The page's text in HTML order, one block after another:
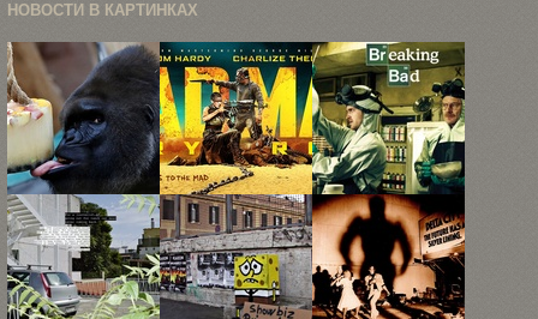
НОВОСТИ В КАРТИНКАХ
«Остынь»
«Безумный
Макс: Дорога
Ярости»
возглавил ...
20 картинок
GIF из
сериала ...